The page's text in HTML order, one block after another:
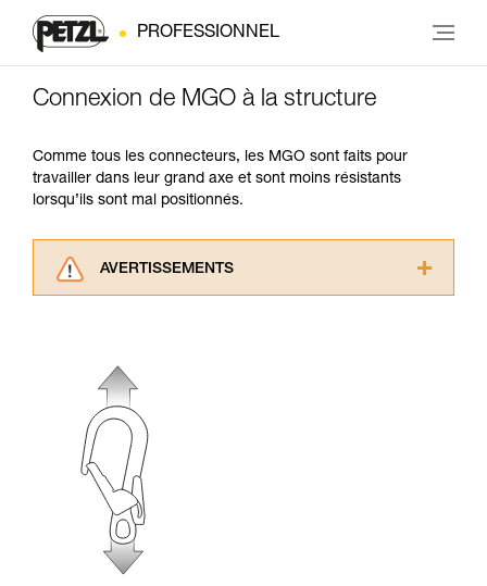
PROFESSIONNEL
Connexion de MGO à la structure
Comme tous les connecteurs, les MGO sont faits pour
travailler dans leur grand axe et sont moins résistants
lorsqu’ils sont mal positionnés.
AVERTISSEMENTS
informations de la notice technique pour
pouvoir comprendre ce complément
d’informations.
Maîtriser ces techniques nécessite une
formation et un entraînement spécifique. Validez
avec un professionnel votre capacité à refaire
la manipulation, seul, en toute sécurité, avant
de la reproduire en autonomie.
Nous donnons des exemples de techniques
liées à votre activité. Il peut en exister d’autres